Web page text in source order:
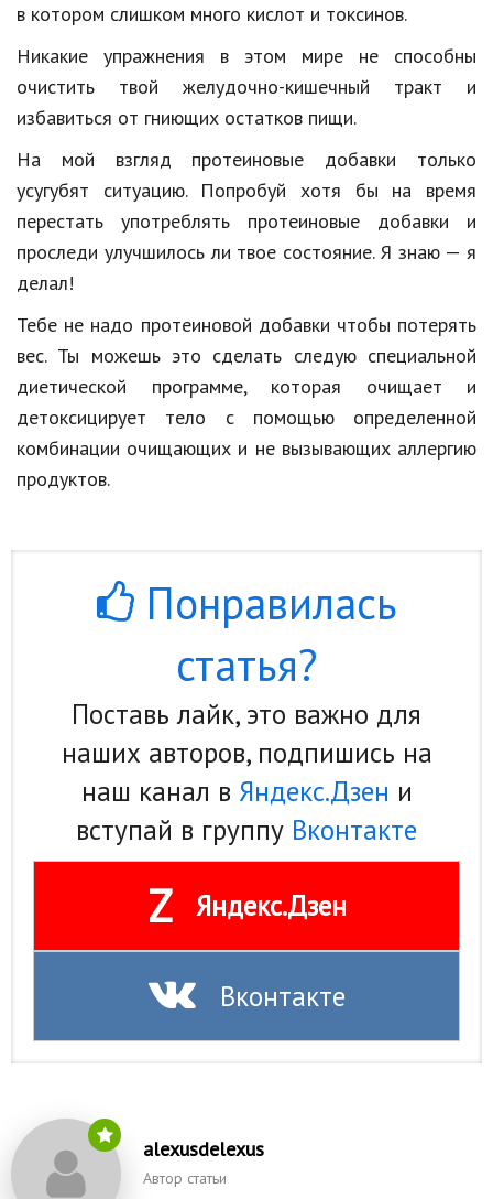
в котором слишком много кислот и токсинов.
Никакие
упражнения в этом мире не
способны
очистить
твой желудочно-кишечный тракт
и
избавиться от гниющих остатков пищи.
На
мой взгляд протеиновые добавки
только
усугубят
ситуацию. Попробуй хотя бы на
время
перестать
употреблять протеиновые добавки
и
проследи улучшилось ли твое состояние. Я знаю— я
делал!
Тебе не надо протеиновой добавки чтобы потерять
вес. Ты можешь это сделать следую специальной
диетической
программе, которая очищает
и
детоксицирует
тело с помощью
определенной
комбинации очищающих и не вызывающих аллергию
продуктов.
Понравилась
статья?
Поставь лайк, это важно для
наших авторов, подпишись на
наш канал в Яндекс.Дзен и
вступай в группу Вконтакте
Z Яндекс.Дзен
Вконтакте
alexusdelexus
Автор статьи